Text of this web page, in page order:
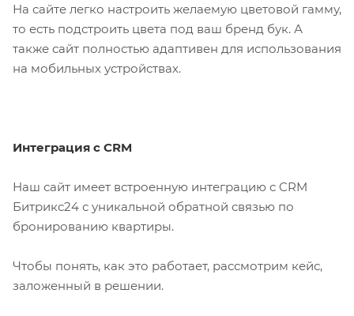
На сайте легко настроить желаемую цветовой гамму,
то есть подстроить цвета под ваш бренд бук. А
также сайт полностью адаптивен для использования
на мобильных устройствах.
Интеграция с CRM
Наш сайт имеет встроенную интеграцию с CRM
Битрикс24 с уникальной обратной связью по
бронированию квартиры.
Чтобы понять, как это работает, рассмотрим кейс,
заложенный в решении.